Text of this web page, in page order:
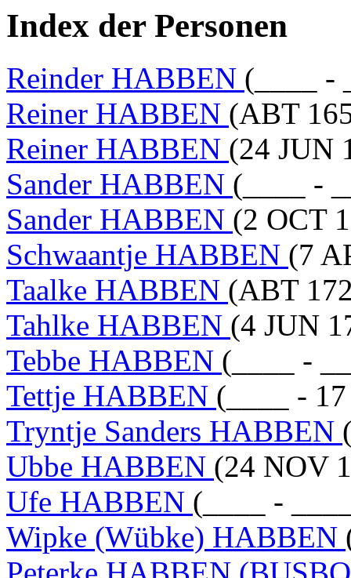
Index der Personen
Reinder HABBEN (____ -
Reiner HABBEN (ABT
Reiner HABBEN (24 JUN
Sander HABBEN (____ -
Sander HABBEN (2 OCT
Schwaantje HABBEN (7
Taalke HABBEN (ABT
Tahlke HABBEN (4 JUN
Tebbe HABBEN (____ -
Tettje HABBEN (____ -
Tryntje Sanders HABBEN
Ubbe HABBEN (24 NOV
Ufe HABBEN (____ -
Wipke (Wübke) HABBEN